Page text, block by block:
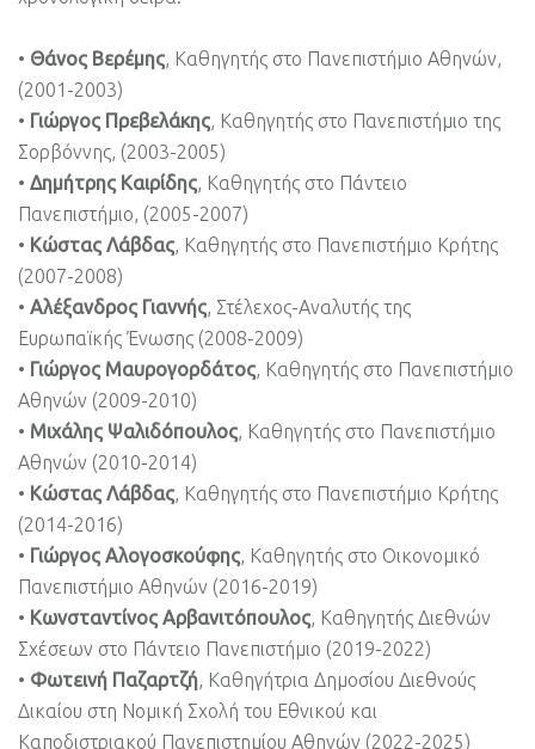
• Θάνος Βερέμης, Καθηγητής στο Πανεπιστήμιο Αθηνών,
(2001-2003)
• Γιώργος Πρεβελάκης, Καθηγητής στο Πανεπιστήμιο της
Σορβόννης, (2003-2005)
• Δημήτρης Καιρίδης, Καθηγητής στο Πάντειο
Πανεπιστήμιο, (2005-2007)
• Κώστας Λάβδας, Καθηγητής στο Πανεπιστήμιο Κρήτης
(2007-2008)
• Αλέξανδρος Γιαννής, Στέλεχος-Αναλυτής της
Ευρωπαϊκής Ένωσης (2008-2009)
• Γιώργος Μαυρογορδάτος, Καθηγητής στο Πανεπιστήμιο
Αθηνών (2009-2010)
• Μιχάλης Ψαλιδόπουλος, Καθηγητής στο Πανεπιστήμιο
Αθηνών (2010-2014)
• Κώστας Λάβδας, Καθηγητής στο Πανεπιστήμιο Κρήτης
(2014-2016)
• Γιώργος Αλογοσκούφης, Καθηγητής στο Οικονομικό
Πανεπιστήμιο Αθηνών (2016-2019)
• Κωνσταντίνος Αρβανιτόπουλος, Καθηγητής Διεθνών
Σχέσεων στο Πάντειο Πανεπιστήμιο (2019-2022)
• Φωτεινή Παζαρτζή, Καθηγήτρια Δημοσίου Διεθνούς
Δικαίου στη Νομική Σχολή του Εθνικού και
Καποδιστριακού Πανεπιστημίου Αθηνών (2022-2025)